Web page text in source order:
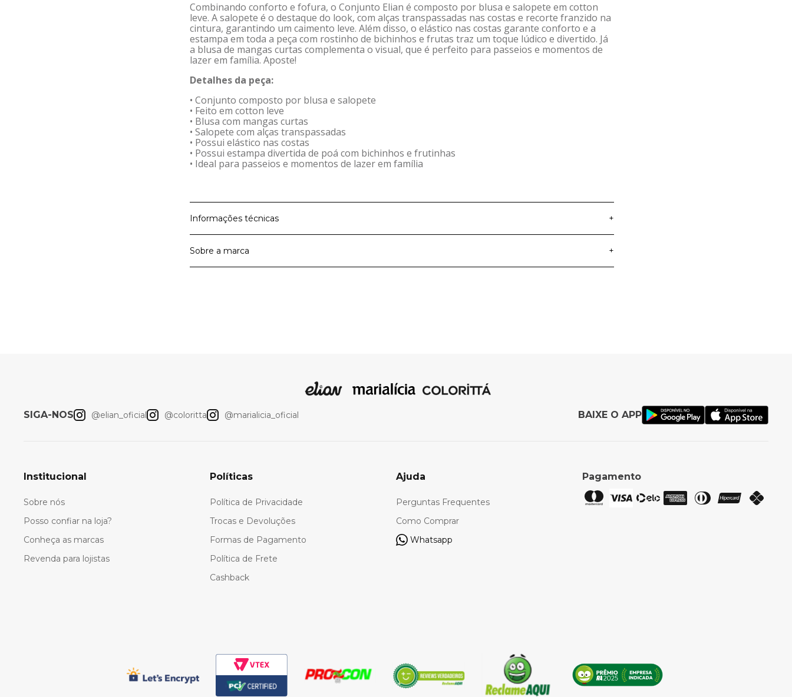
Combinando conforto e fofura, o Conjunto Elian é composto por blusa e salopete em cotton
leve. A salopete é o destaque do look, com alças transpassadas nas costas e recorte franzido na
cintura, garantindo um caimento leve. Além disso, o elástico nas costas garante conforto e a
estampa em toda a peça com rostinho de bichinhos e frutas traz um toque lúdico e divertido. Já
a blusa de mangas curtas complementa o visual, que é perfeito para passeios e momentos de
lazer em família. Aposte!
Detalhes da peça:
• Conjunto composto por blusa e salopete
• Feito em cotton leve
• Blusa com mangas curtas
• Salopete com alças transpassadas
• Possui elástico nas costas
• Possui estampa divertida de poá com bichinhos e frutinhas
• Ideal para passeios e momentos de lazer em família
Informações técnicas +
Material Principal Cotton Leve
Sobre a marca +
SIGA-NOS @elian_oficial @coloritta @marialicia_oficial BAIXE O APP
Institucional
Sobre nós
Posso confiar na loja?
Conheça as marcas
Revenda para lojistas
Políticas
Política de Privacidade
Trocas e Devoluções
Formas de Pagamento
Política de Frete
Cashback
Ajuda
Perguntas Frequentes
Como Comprar
Whatsapp
Pagamento